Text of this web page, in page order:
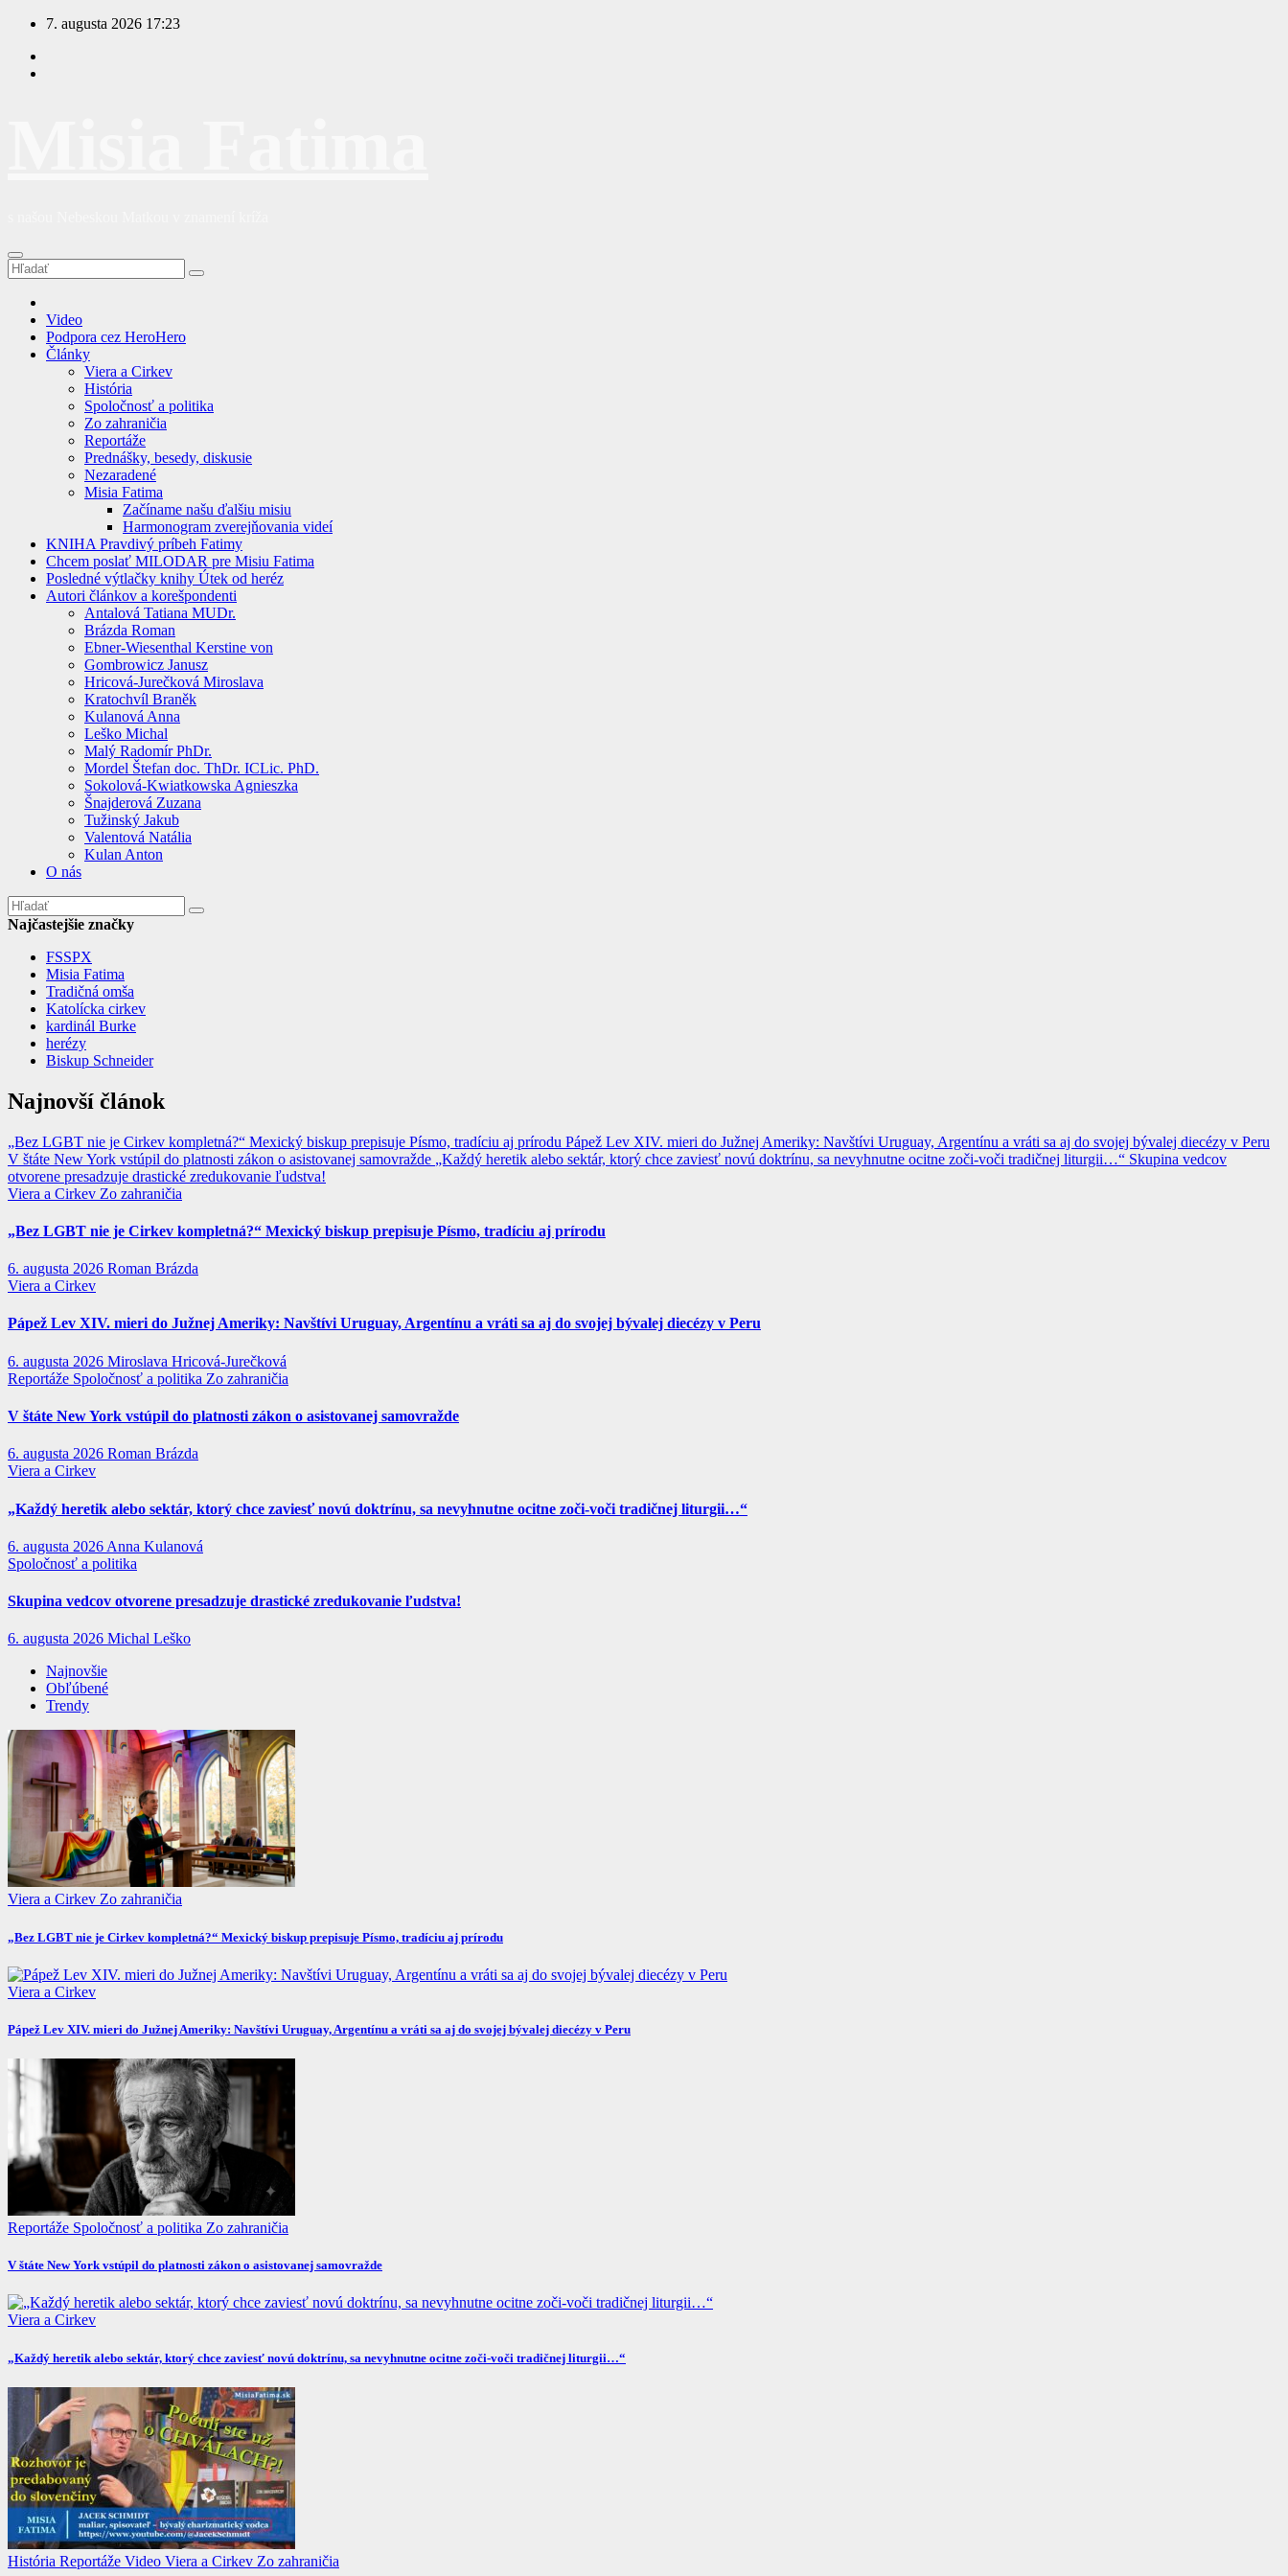
Prejsť
obsah
7. augusta 2026 17:23
Video
Podpora cez HeroHero
Články
Viera a Cirkev
História
Spoločnosť a politika
Zo zahraničia
Reportáže
Prednášky, besedy, diskusie
Nezaradené
Misia Fatima
Začíname našu ďalšiu misiu
Harmonogram zverejňovania videí
KNIHA Pravdivý príbeh Fatimy
Chcem poslať MILODAR pre Misiu Fatima
Posledné výtlačky knihy Útek od heréz
Autori článkov a korešpondenti
Antalová Tatiana MUDr.
Brázda Roman
Ebner-Wiesenthal Kerstine von
Gombrowicz Janusz
Hricová-Jurečková Miroslava
Kratochvíl Braněk
Kulanová Anna
Leško Michal
Malý Radomír PhDr.
Mordel Štefan doc. ThDr. ICLic. PhD.
Sokolová-Kwiatkowska Agnieszka
Šnajderová Zuzana
Tužinský Jakub
Valentová Natália
Kulan Anton
O nás
Najčastejšie značky
FSSPX
Misia Fatima
Tradičná omša
Katolícka cirkev
kardinál Burke
herézy
Biskup Schneider
Najnovší článok
„Bez LGBT nie je Cirkev kompletná?“ Mexický biskup prepisuje Písmo, tradíciu aj prírodu Pápež Lev XIV. mieri do Južnej Ameriky: Navštívi Uruguay, Argentínu a vráti sa aj do svojej bývalej diecézy v Peru
V štáte New York vstúpil do platnosti zákon o asistovanej samovražde „Každý heretik alebo sektár, ktorý chce zaviesť novú doktrínu, sa nevyhnutne ocitne zoči-voči tradičnej liturgii…“ Skupina vedcov
otvorene presadzuje drastické zredukovanie ľudstva!
Viera a Cirkev Zo zahraničia
„Bez LGBT nie je Cirkev kompletná?“ Mexický biskup prepisuje Písmo, tradíciu aj prírodu
6. augusta 2026 Roman Brázda
Viera a Cirkev
Pápež Lev XIV. mieri do Južnej Ameriky: Navštívi Uruguay, Argentínu a vráti sa aj do svojej bývalej diecézy v Peru
6. augusta 2026 Miroslava Hricová-Jurečková
Reportáže Spoločnosť a politika Zo zahraničia
V štáte New York vstúpil do platnosti zákon o asistovanej samovražde
6. augusta 2026 Roman Brázda
Viera a Cirkev
„Každý heretik alebo sektár, ktorý chce zaviesť novú doktrínu, sa nevyhnutne ocitne zoči-voči tradičnej liturgii…“
6. augusta 2026 Anna Kulanová
Spoločnosť a politika
Skupina vedcov otvorene presadzuje drastické zredukovanie ľudstva!
6. augusta 2026 Michal Leško
Najnovšie
Obľúbené
Trendy
Viera a Cirkev Zo zahraničia
„Bez LGBT nie je Cirkev kompletná?“ Mexický biskup prepisuje Písmo, tradíciu aj prírodu
Viera a Cirkev
Pápež Lev XIV. mieri do Južnej Ameriky: Navštívi Uruguay, Argentínu a vráti sa aj do svojej bývalej diecézy v Peru
Reportáže Spoločnosť a politika Zo zahraničia
V štáte New York vstúpil do platnosti zákon o asistovanej samovražde
Viera a Cirkev
„Každý heretik alebo sektár, ktorý chce zaviesť novú doktrínu, sa nevyhnutne ocitne zoči-voči tradičnej liturgii…“
História Reportáže Video Viera a Cirkev Zo zahraničia